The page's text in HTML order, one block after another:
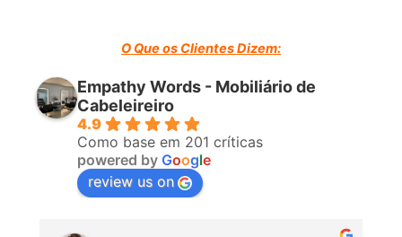
report ), emitido por um laboratório internacional aprovado,
detalhando a conformidade com a norma UNE ou seu
equivalente internacional.
O Que os Clientes Dizem:
Empathy Words - Mobiliário de
Cabeleireiro
4.9
Como base em 201 críticas
powered by Google
review us on